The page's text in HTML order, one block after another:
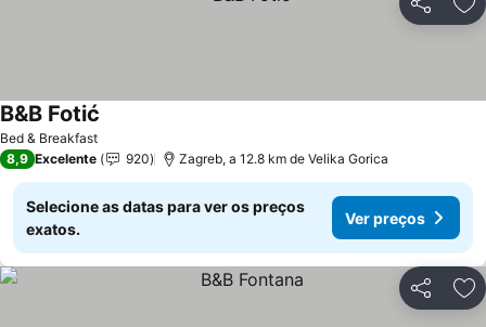
Partilhar
Bed & Breakfast
B&B Fotić
8,9 Excelente 920 Zagreb, a 12.8 km de Velika Gorica
Selecione as datas para ver os preços
exatos.
Ver preços
Partilhar